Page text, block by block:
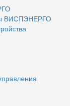
ВИСПЭНЕРГО